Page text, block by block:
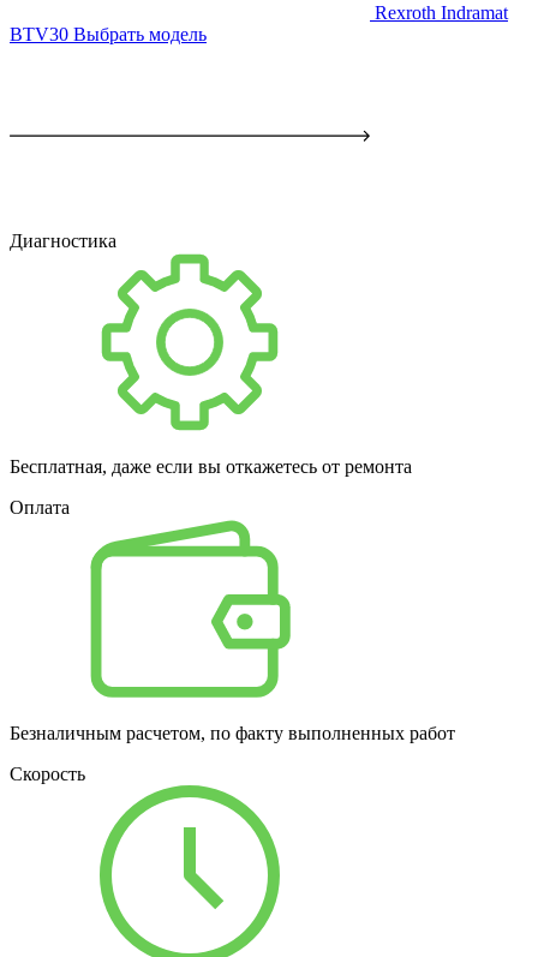
Rexroth Indramat
BTV30 Выбрать модель
Диагностика
Бесплатная, даже если вы откажетесь от ремонта
Оплата
Безналичным расчетом, по факту выполненных работ
Скорость